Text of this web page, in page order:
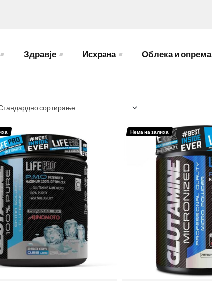
Здравје Исхрана Облека и опрема
Нема на залиха